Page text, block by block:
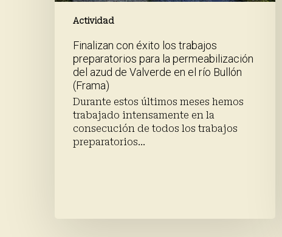
Actividad
Valverde
Bullón
(Frama)
Finalizan con éxito los trabajos
preparatorios para la permeabilización
del azud de Valverde en el río Bullón
(Frama)
Durante estos últimos meses hemos
trabajado intensamente en la
consecución de todos los trabajos
preparatorios…